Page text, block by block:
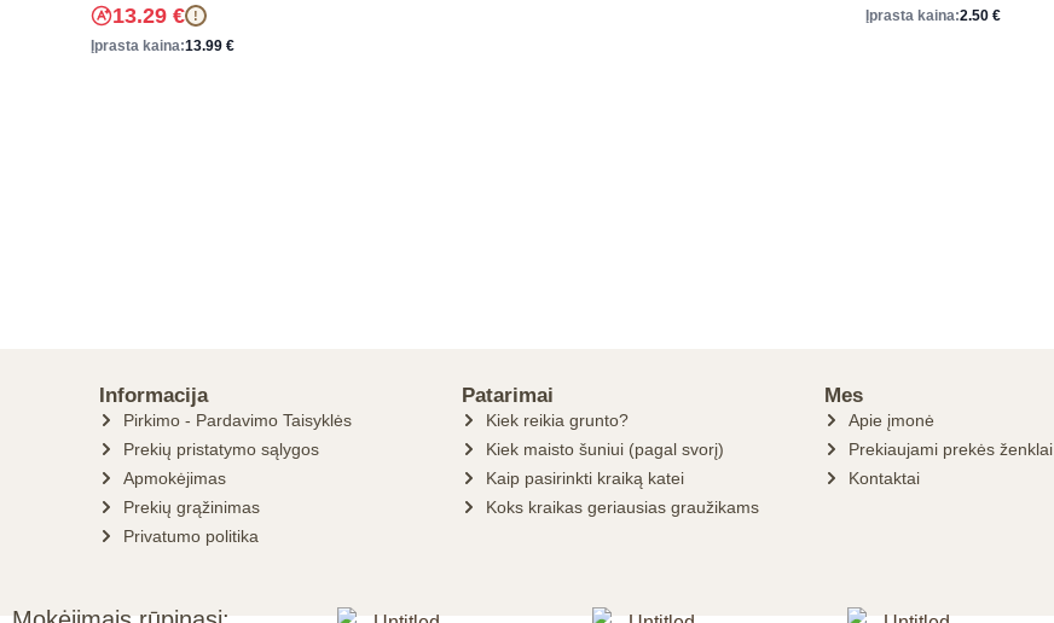
13.29 € !
Įprasta kaina:13.99 €
Įprasta kaina:2.50 €
Informacija
Pirkimo - Pardavimo Taisyklės
Prekių pristatymo sąlygos
Apmokėjimas
Prekių grąžinimas
Privatumo politika
Patarimai
Kiek reikia grunto?
Kiek maisto šuniui (pagal svorį)
Kaip pasirinkti kraiką katei
Koks kraikas geriausias graužikams
Mes
Apie įmonė
Prekiaujami prekės ženklai
Kontaktai